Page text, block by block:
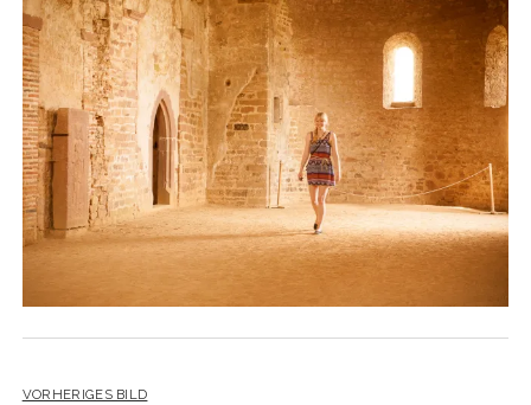
öffnen
DATENSCHUTZ
KONTAKT
ARCHIV
instagram
VORHERIGES BILD